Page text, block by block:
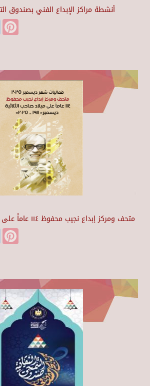
أنشطة مراكز الإبداع الفني بصندوق
Twitter
متحف ومركز إبداع نجيب محفوظ ١١٤ عاماً على ميلاد صاحب الثلاثية
Twitter